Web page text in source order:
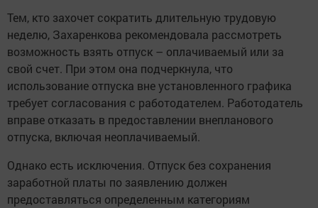
Тем, кто захочет сократить длительную трудовую
неделю, Захаренкова рекомендовала рассмотреть
возможность взять отпуск – оплачиваемый или за
свой счет. При этом она подчеркнула, что
использование отпуска вне установленного графика
требует согласования с работодателем. Работодатель
вправе отказать в предоставлении внепланового
отпуска, включая неоплачиваемый.
Однако есть исключения. Отпуск без сохранения
заработной платы по заявлению должен
предоставляться определенным категориям